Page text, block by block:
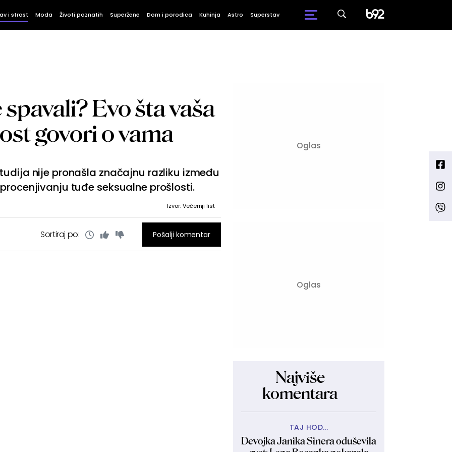
i strast Moda Životi poznatih Superžene Dom i porodica Kuhinja Astro Superstav
Evo šta vaša
govori o vama
nije pronašla značajnu razliku između
tuđe seksualne prošlosti.
Izvor: Večernji list
Sortiraj po: Pošalji komentar
Najviše
komentara
TAJ HOD...
Devojka Janika Sinera oduševila